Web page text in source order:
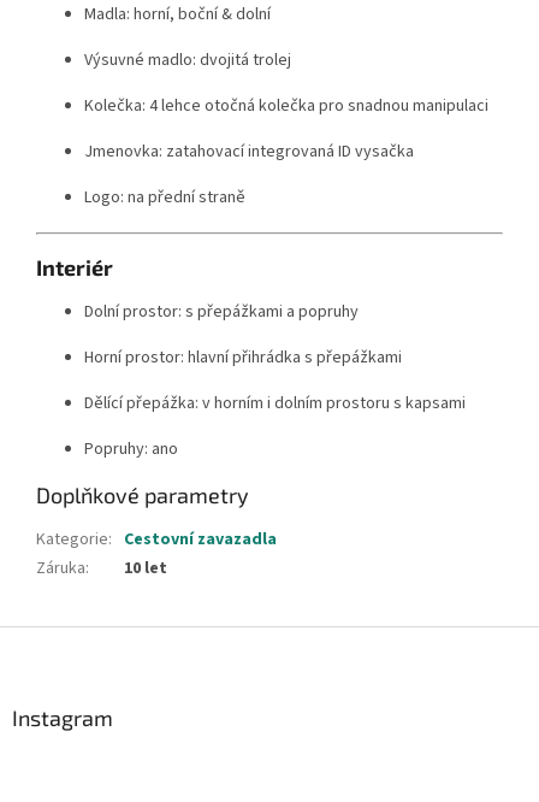
Madla: horní, boční & dolní
Výsuvné madlo: dvojitá trolej
Kolečka: 4 lehce otočná kolečka pro snadnou manipulaci
Jmenovka: zatahovací integrovaná ID vysačka
Logo: na přední straně
Interiér
Dolní prostor: s přepážkami a popruhy
Horní prostor: hlavní přihrádka s přepážkami
Dělící přepážka: v horním i dolním prostoru s kapsami
Popruhy: ano
Doplňkové parametry
Kategorie: Cestovní zavazadla
Záruka: 10 let
Instagram